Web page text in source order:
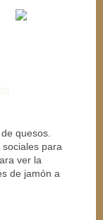
quesos.
para
ver la
de jamón a